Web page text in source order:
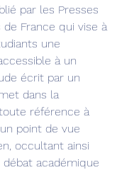
par les Presses
de France qui vise à
une
à un
écrit par un
dans la
référence à
point de vue
occultant ainsi
débat académique